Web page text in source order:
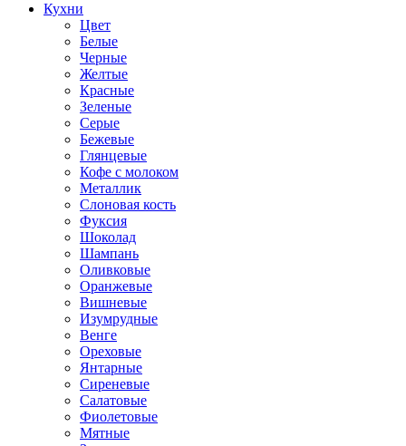
Кухни
Цвет
Белые
Черные
Желтые
Красные
Зеленые
Серые
Бежевые
Глянцевые
Кофе с молоком
Металлик
Слоновая кость
Фуксия
Шоколад
Шампань
Оливковые
Оранжевые
Вишневые
Изумрудные
Венге
Ореховые
Янтарные
Сиреневые
Салатовые
Фиолетовые
Мятные